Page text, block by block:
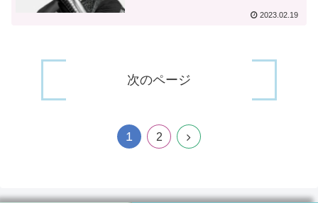
2023.02.19
次のページ
1 2
次